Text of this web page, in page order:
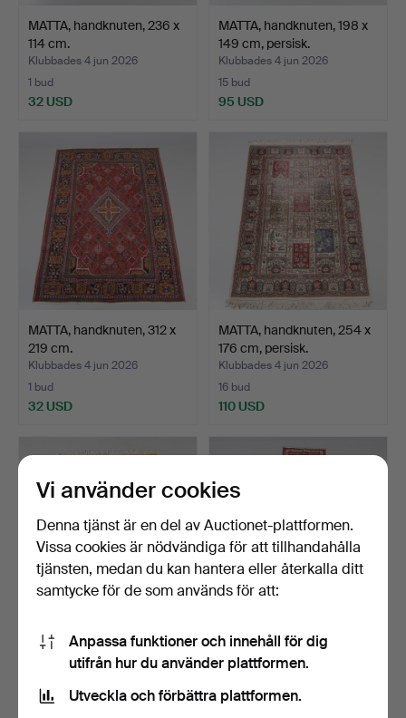
MATTA, handknuten, 236 x
114 cm.
Klubbades 4 jun 2026
1 bud
32 USD
MATTA, handknuten, 198 x
149 cm, persisk.
Klubbades 4 jun 2026
15 bud
95 USD
MATTA, handknuten, 312 x
219 cm.
Klubbades 4 jun 2026
1 bud
32 USD
MATTA, handknuten, 254 x
176 cm, persisk.
Klubbades 4 jun 2026
16 bud
110 USD
MATTA, kelim, 154x210 cm.
Klubbades 29 maj 2026
5 bud
GALLERIMATTA,
orientalisk, handknuten,
80x…
Klubbades 29 maj 2026
1 bud
Vi använder cookies
Denna tjänst är en del av Auctionet-plattformen.
Vissa cookies är nödvändiga för att tillhandahålla
tjänsten, medan du kan hantera eller återkalla ditt
samtycke för de som används för att:
Anpassa funktioner och innehåll för dig
utifrån hur du använder plattformen.
Utveckla och förbättra plattformen.